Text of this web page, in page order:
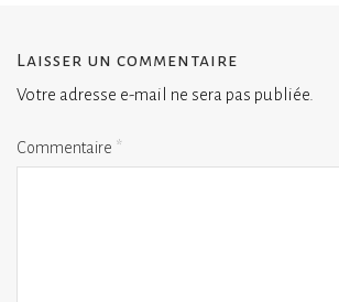
Laisser un commentaire
Votre adresse e-mail ne sera pas publiée.
Commentaire *